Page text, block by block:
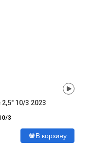
10/3 2023
3
В корзину